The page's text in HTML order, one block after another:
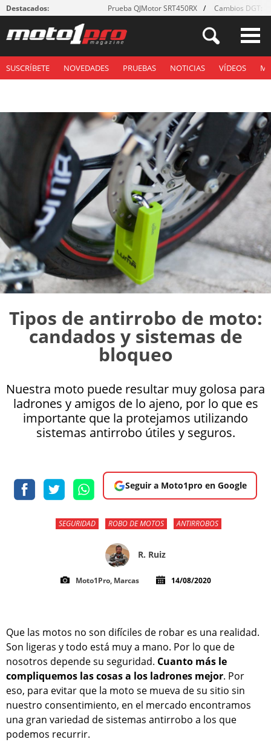
Destacados: Prueba QJMotor SRT450RX Cambios DGT:
SUSCRÍBETE NOVEDADES PRUEBAS NOTICIAS VÍDEOS
Tipos de antirrobo de moto:
candados y sistemas de
bloqueo
Nuestra moto puede resultar muy golosa para
ladrones y amigos de lo ajeno, por lo que es
importante que la protejamos utilizando
sistemas antirrobo útiles y seguros.
Seguir a Moto1pro en Google
SEGURIDAD ROBO DE MOTOS ANTIRROBOS
R. Ruiz
Moto1Pro, Marcas 14/08/2020
Que las motos no son difíciles de robar es una realidad.
Son ligeras y todo está muy a mano. Por lo que de
nosotros depende su seguridad. Cuanto más le
compliquemos las cosas a los ladrones mejor. Por
eso, para evitar que la moto se mueva de su sitio sin
nuestro consentimiento, en el mercado encontramos
una gran variedad de sistemas antirrobo a los que
podemos recurrir.